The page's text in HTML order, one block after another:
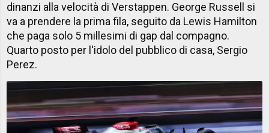
dinanzi alla velocità di Verstappen. George Russell si
va a prendere la prima fila, seguito da Lewis Hamilton
che paga solo 5 millesimi di gap dal compagno.
Quarto posto per l'idolo del pubblico di casa, Sergio
Perez.